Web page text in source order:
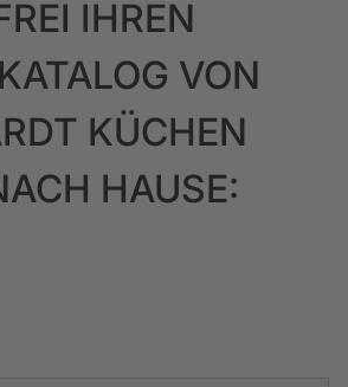
IHREN
VON
KÜCHEN
HAUSE: